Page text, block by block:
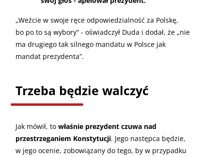
„Weźcie w swoje ręce odpowiedzialność za Polskę,
bo po to są wybory” - oświadczył Duda i dodał, że „nie
ma drugiego tak silnego mandatu w Polsce jak
mandat prezydenta”.
Trzeba będzie walczyć
Jak mówił, to właśnie prezydent czuwa nad
przestrzeganiem Konstytucji. Jego następca będzie,
w jego ocenie, zobowiązany do tego, by w przypadku